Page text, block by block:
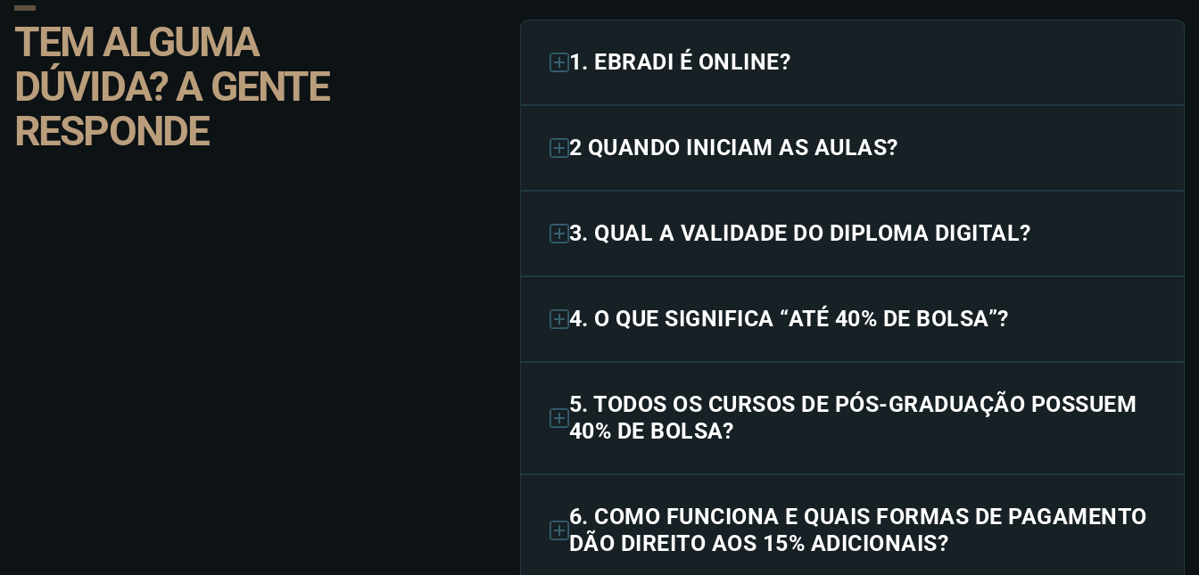
TEM ALGUMA
DÚVIDA? A GENTE
RESPONDE
1. EBRADI É ONLINE?
2 QUANDO INICIAM AS AULAS?
3. QUAL A VALIDADE DO DIPLOMA DIGITAL?
4. O QUE SIGNIFICA “ATÉ 40% DE BOLSA”?
5. TODOS OS CURSOS DE PÓS-GRADUAÇÃO POSSUEM
40% DE BOLSA?
6. COMO FUNCIONA E QUAIS FORMAS DE PAGAMENTO
DÃO DIREITO AOS 15% ADICIONAIS?